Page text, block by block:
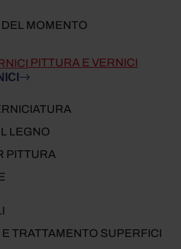
MOMENTO
PITTURA E VERNICI
LEGNO
PITTURA
TRATTAMENTO SUPERFICI